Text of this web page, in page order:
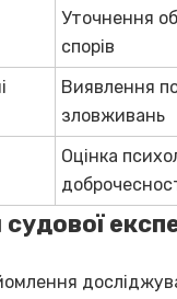
Уточнення
спорів
Виявлення
зловживань
Оцінка